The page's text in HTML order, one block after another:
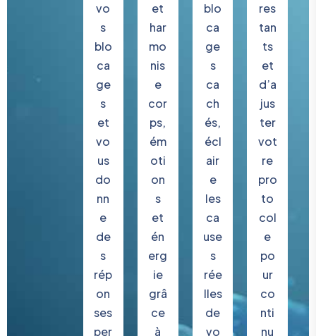
vo
s
blo
ca
ge
s
et
vo
us
do
nn
e
de
s
rép
on
ses
per
et
har
mo
nis
e
cor
ps,
ém
oti
on
s
et
én
erg
ie
grâ
ce
à
blo
ca
ge
s
ca
ch
és,
écl
air
e
les
ca
use
s
rée
lles
de
vo
res
tan
ts
et
d’a
jus
ter
vot
re
pro
to
col
e
po
ur
co
nti
nu